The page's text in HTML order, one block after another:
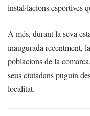
instal·lacions esportives
A més, durant la seva
inaugurada recentment,
poblacions de la
seus ciutadans puguin
localitat.